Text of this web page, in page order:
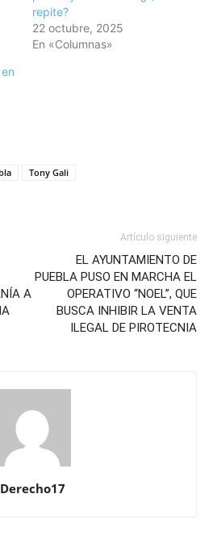
repite?
22 octubre, 2025
En «Columnas»
Tony Gali
A
Artículo siguiente
EL AYUNTAMIENTO DE
PUEBLA PUSO EN MARCHA EL
OPERATIVO “NOEL”, QUE
BUSCA INHIBIR LA VENTA
ILEGAL DE PIROTECNIA
Derecho17